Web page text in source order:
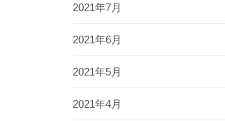
2021年7月
2021年6月
2021年5月
2021年4月